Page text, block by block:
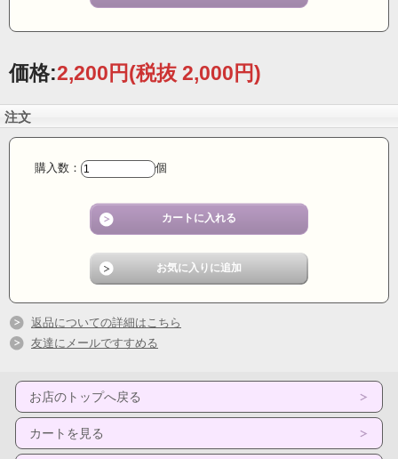
価格:2,200円(税抜 2,000円)
注文
購入数： 個
返品についての詳細はこちら
友達にメールですすめる
お店のトップへ戻る
カートを見る